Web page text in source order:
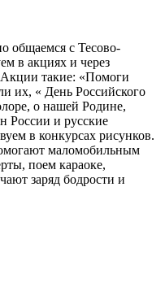
общаемся с Тесово-
в акциях и через
такие: «Помоги
их, « День Российского
о нашей Родине,
России и русские
в конкурсах рисунков.
маломобильным
поем караоке,
заряд бодрости и